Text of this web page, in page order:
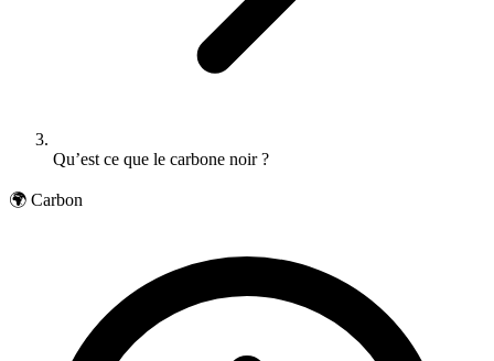
Qu’est ce que le carbone noir ?
🌍 Carbon